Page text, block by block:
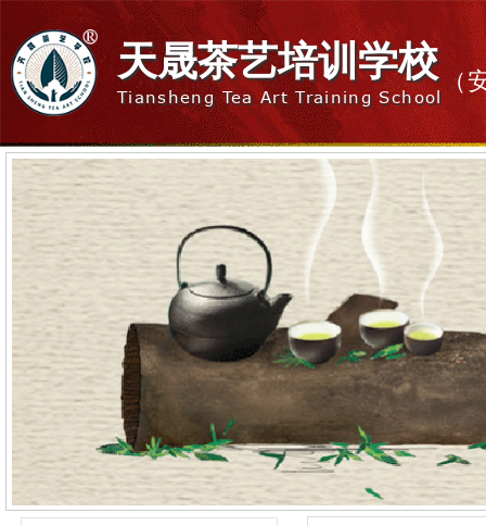
天晟茶艺培训学校
Tiansheng Tea Art Training School
（